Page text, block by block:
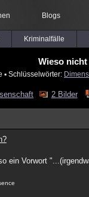
Blogs
Kriminalfälle
Wieso
▪ Schlüsselwörter:
2 Bilder
ein Vorwort